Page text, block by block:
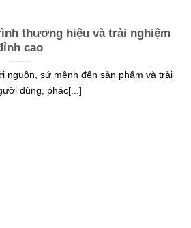
thương hiệu và trải nghiệm
cao
nguồn, sứ mệnh đến sản phẩm và trải
dùng, phác[...]